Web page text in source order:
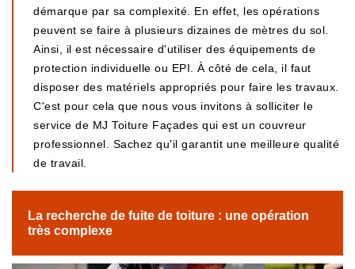
démarque par sa complexité. En effet, les opérations
peuvent se faire à plusieurs dizaines de mètres du sol.
Ainsi, il est nécessaire d'utiliser des équipements de
protection individuelle ou EPI. À côté de cela, il faut
disposer des matériels appropriés pour faire les travaux.
C'est pour cela que nous vous invitons à solliciter le
service de MJ Toiture Façades qui est un couvreur
professionnel. Sachez qu'il garantit une meilleure qualité
de travail.
La recherche de fuite de toiture : une opération
très complexe